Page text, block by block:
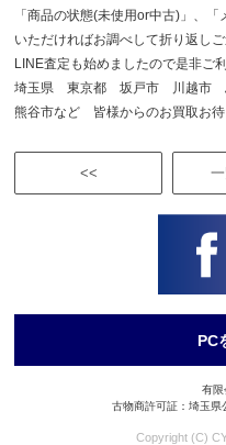
「商品の状態(未使用or中古)」、
いただければお調べして折り返し
LINE査定も始めましたので是非ご
埼玉県 東京都 坂戸市 川越市
熊谷市など 皆様からのお買取お
<<
PC
有
古物商許可証：埼玉
Copyright (C)